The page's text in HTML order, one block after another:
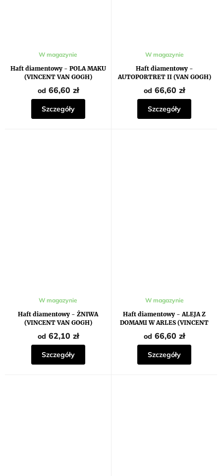
Haft diamentowy - POLA MAKU
(VINCENT VAN GOGH)
W magazynie
od 66,60 zł
Szczegóły
Haft diamentowy -
AUTOPORTRET II (VAN GOGH)
Średnia
ocena
produktu
wynosi
5,0
na
5
gwiazdek.
W magazynie
od 66,60 zł
Szczegóły
Haft diamentowy - ŻNIWA
(VINCENT VAN GOGH)
Średnia
ocena
produktu
wynosi
5,0
na
5
gwiazdek.
W magazynie
od 62,10 zł
Szczegóły
Haft diamentowy - ALEJA Z
DOMAMI W ARLES (VINCENT
VAN GOGH)
W magazynie
od 66,60 zł
Szczegóły